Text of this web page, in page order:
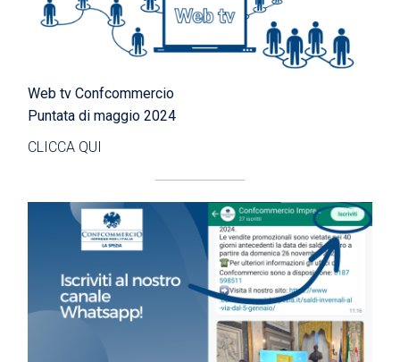
Web tv Confcommercio
Puntata di maggio 2024
CLICCA QUI